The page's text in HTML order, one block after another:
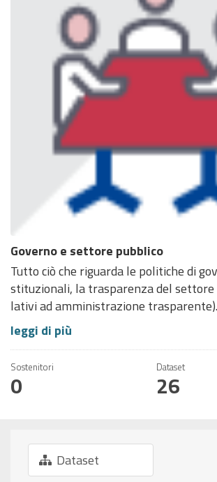
Governo e settore pubblico
Tutto ciò che riguarda le politiche di
stituzionali, la trasparenza del settore
lativi ad amministrazione trasparente).
leggi di più
Sostenitori
0
Dataset
26
Dataset